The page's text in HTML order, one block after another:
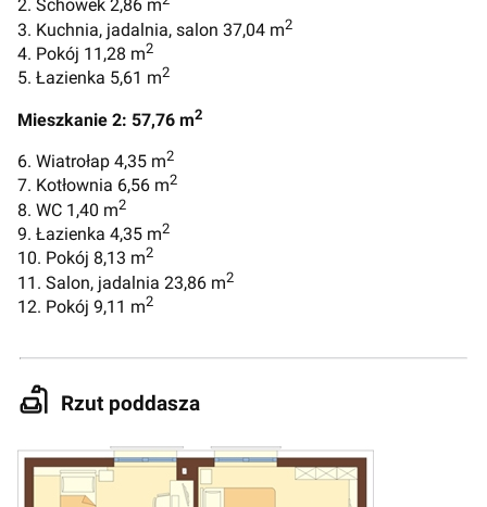
2. Schowek 2,86 m
3. Kuchnia, jadalnia, salon 37,04 m2
4. Pokój 11,28 m2
5. Łazienka 5,61 m2
Mieszkanie 2: 57,76 m2
6. Wiatrołap 4,35 m2
7. Kotłownia 6,56 m2
8. WC 1,40 m2
9. Łazienka 4,35 m2
10. Pokój 8,13 m2
11. Salon, jadalnia 23,86 m2
12. Pokój 9,11 m2
Rzut poddasza